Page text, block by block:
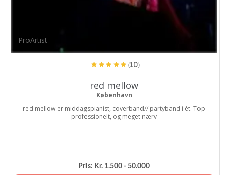
ProArtist
(10)
red mellow
København
red mellow er middagspianist, coverband// partyband i ét. Top
professionelt, og meget nærv
Pris: Kr. 1.500 - 50.000